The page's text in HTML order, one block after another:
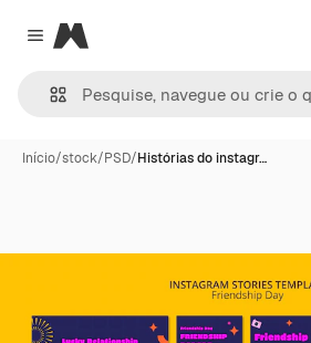
Close menu
Magnific
Início/stock/PSD/Histórias do instagr…